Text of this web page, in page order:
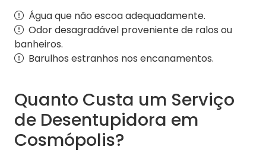
Água que não escoa adequadamente.
Odor desagradável proveniente de ralos ou
banheiros.
Barulhos estranhos nos encanamentos.
Quanto Custa um Serviço
de Desentupidora em
Cosmópolis?